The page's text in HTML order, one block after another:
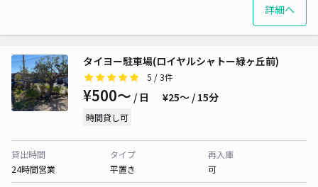
詳細へ
タイヨー駐車場(ロイヤルシャトー緑ヶ丘前)
5 / 3件
¥500〜 / 日 ¥25〜 / 15分
時間貸し可
貸出時間
24時間営業
タイプ
平置き
再入庫
可